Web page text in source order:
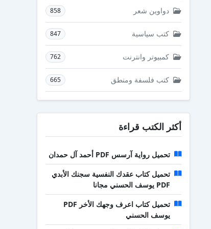
دواوين شعر 858
كتب سياسية 847
كمبيوتر وانترنت 762
كتب فلسفة ومنطق 665
أكثر الكتب قراءة
تحميل رواية آرسس PDF أحمد آل حمدان
تحميل كتاب عقدك النفسية سجنك الأبدي
PDF يوسف الحسني مجانا
تحميل كتاب اعرف وجهك الأخر PDF
يوسف الحسني